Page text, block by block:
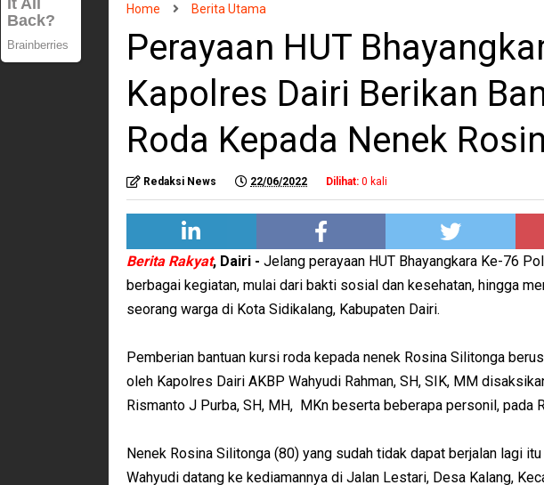
Home Berita Utama
Perayaan HUT
Kapolres Dairi Berikan
Roda Kepada Nenek
Redaksi News 22/06/2022 Dilihat: 0 kali
Berita Rakyat, Dairi - Jelang perayaan HUT Bhayangkara Ke-76
berbagai kegiatan, mulai dari bakti sosial dan kesehatan, hingga
seorang warga di Kota Sidikalang, Kabupaten Dairi.
Pemberian bantuan kursi roda kepada nenek Rosina Silitonga
oleh Kapolres Dairi AKBP Wahyudi Rahman, SH, SIK, MM
Rismanto J Purba, SH, MH, MKn beserta beberapa personil, pada
Nenek Rosina Silitonga (80) yang sudah tidak dapat berjalan lagi
Wahyudi datang ke kediamannya di Jalan Lestari, Desa Kalang,